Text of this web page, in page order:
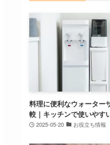
料理に便利なウォーター
較｜キッチンで使いやす
2025-05-20 お役立ち情報